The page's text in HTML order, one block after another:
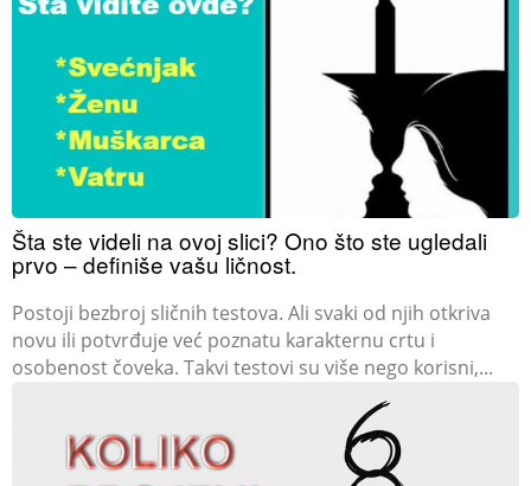
Šta ste videli na ovoj slici? Ono što ste ugledali
prvo – definiše vašu ličnost.
Postoji bezbroj sličnih testova. Ali svaki od njih otkriva
novu ili potvrđuje već poznatu karakternu crtu i
osobenost čoveka. Takvi testovi su više nego korisni,...